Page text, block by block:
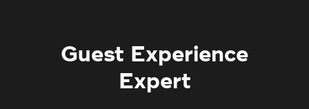
Guest Experience
Expert